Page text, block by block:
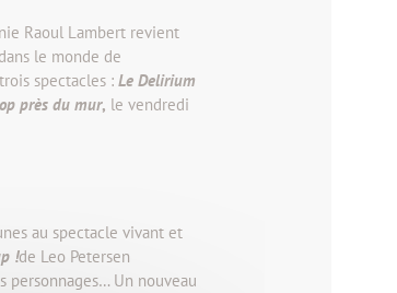
Raoul Lambert revient
le monde de
spectacles : Le Delirium
près du mur, le vendredi
au spectacle vivant et
!de Leo Petersen
personnages… Un nouveau